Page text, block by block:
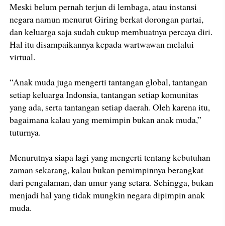
Meski belum pernah terjun di lembaga, atau instansi
negara namun menurut Giring berkat dorongan partai,
dan keluarga saja sudah cukup membuatnya percaya diri.
Hal itu disampaikannya kepada wartwawan melalui
virtual.
“Anak muda juga mengerti tantangan global, tantangan
setiap keluarga Indonsia, tantangan setiap komunitas
yang ada, serta tantangan setiap daerah. Oleh karena itu,
bagaimana kalau yang memimpin bukan anak muda,”
tuturnya.
Menurutnya siapa lagi yang mengerti tentang kebutuhan
zaman sekarang, kalau bukan pemimpinnya berangkat
dari pengalaman, dan umur yang setara. Sehingga, bukan
menjadi hal yang tidak mungkin negara dipimpin anak
muda.